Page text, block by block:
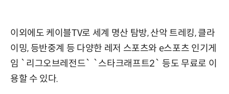
이외에도 케이블TV로 세계 명산 탐방, 산악 트레킹, 클라
이밍, 등반중계 등 다양한 레저 스포츠와 e스포츠 인기게
임 `리그오브레전드` `스타크래프트2` 등도 무료로 이
용할 수 있다.